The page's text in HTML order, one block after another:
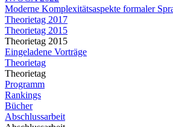
Moderne Komplexitätsaspekte formaler
Theorietag 2017
Theorietag 2015
Theorietag 2015
Eingeladene Vorträge
Theorietag
Theorietag
Programm
Rankings
Bücher
Abschlussarbeit